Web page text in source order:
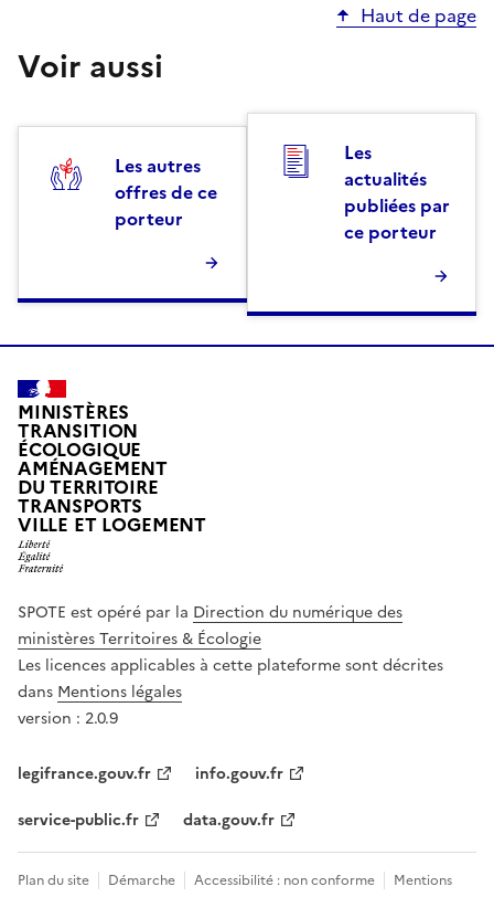
Haut de page
Voir aussi
Les autres
offres de ce
porteur
Les
actualités
publiées par
ce porteur
MINISTÈRES
TRANSITION
ÉCOLOGIQUE
AMÉNAGEMENT
DU TERRITOIRE
TRANSPORTS
VILLE ET LOGEMENT
SPOTE est opéré par la Direction du numérique des
ministères Territoires & Écologie
Les licences applicables à cette plateforme sont décrites
dans Mentions légales
version : 2.0.9
legifrance.gouv.fr
info.gouv.fr
service-public.fr
data.gouv.fr
Plan du site Démarche Accessibilité : non conforme Mentions